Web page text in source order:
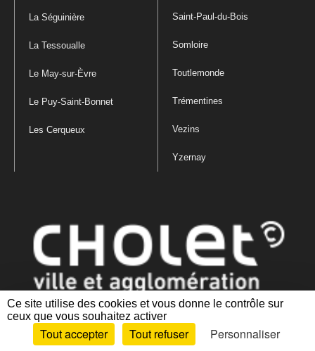
Ce site utilise des cookies et vous donne le contrôle sur
ceux que vous souhaitez activer
Tout accepter Tout refuser
Personnaliser
La Séguinière
La Tessoualle
Le May-sur-Èvre
Le Puy-Saint-Bonnet
Les Cerqueux
Saint-Paul-du-Bois
Somloire
Toutlemonde
Trémentines
Vezins
Yzernay
Mentions légales|Politique de confidentialité
des cookies |Plan du site Accessibilité : partiellement conforme